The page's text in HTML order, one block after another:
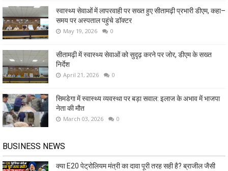
स्वास्थ्य सेवाओं में लापरवाही पर सख्त हुए सीतामढ़ी प्रभारी डीएम, कहा–
समय पर अस्पताल पहुंचे डॉक्टर
May 19, 2026 0
सीतामढ़ी में स्वास्थ्य सेवाओं को सुदृढ़ करने पर जोर, डीएम के सख्त
निर्देश
April 21, 2026 0
सिमडेगा में स्वास्थ्य व्यवस्था पर बड़ा सवाल: इलाज के अभाव में भाजपा
नेता की मौत
March 03, 2026 0
BUSINESS NEWS
क्या E20 पेट्रोलियम मंत्री का दावा पूरी तरह सही है? ब्राजील जैसी